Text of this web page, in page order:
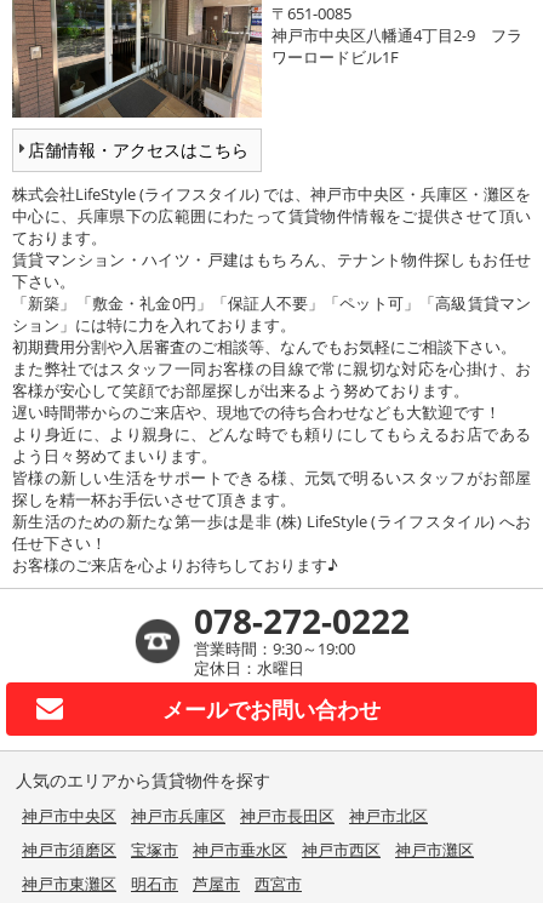
店舗情報・アクセスはこちら
〒651-0085
神戸市中央区八幡通4丁目2-9 フラ
ワーロードビル1F
株式会社LifeStyle (ライフスタイル) では、神戸市中央区・兵庫区・灘区を
中心に、兵庫県下の広範囲にわたって賃貸物件情報をご提供させて頂い
ております。
賃貸マンション・ハイツ・戸建はもちろん、テナント物件探しもお任せ
下さい。
「新築」「敷金・礼金0円」「保証人不要」「ペット可」「高級賃貸マン
ション」には特に力を入れております。
初期費用分割や入居審査のご相談等、なんでもお気軽にご相談下さい。
また弊社ではスタッフ一同お客様の目線で常に親切な対応を心掛け、お
客様が安心して笑顔でお部屋探しが出来るよう努めております。
遅い時間帯からのご来店や、現地での待ち合わせなども大歓迎です！
より身近に、より親身に、どんな時でも頼りにしてもらえるお店である
よう日々努めてまいります。
皆様の新しい生活をサポートできる様、元気で明るいスタッフがお部屋
探しを精一杯お手伝いさせて頂きます。
新生活のための新たな第一歩は是非 (株) LifeStyle (ライフスタイル) へお
任せ下さい！
お客様のご来店を心よりお待ちしております♪
078-272-0222
営業時間：9:30～19:00
定休日：水曜日
メールでお問い合わせ
人気のエリアから賃貸物件を探す
神戸市中央区 神戸市兵庫区 神戸市長田区
神戸市北区
神戸市須磨区
宝塚市 神戸市垂水区 神戸市西区
神戸市灘区
神戸市東灘区
明石市 芦屋市 西宮市